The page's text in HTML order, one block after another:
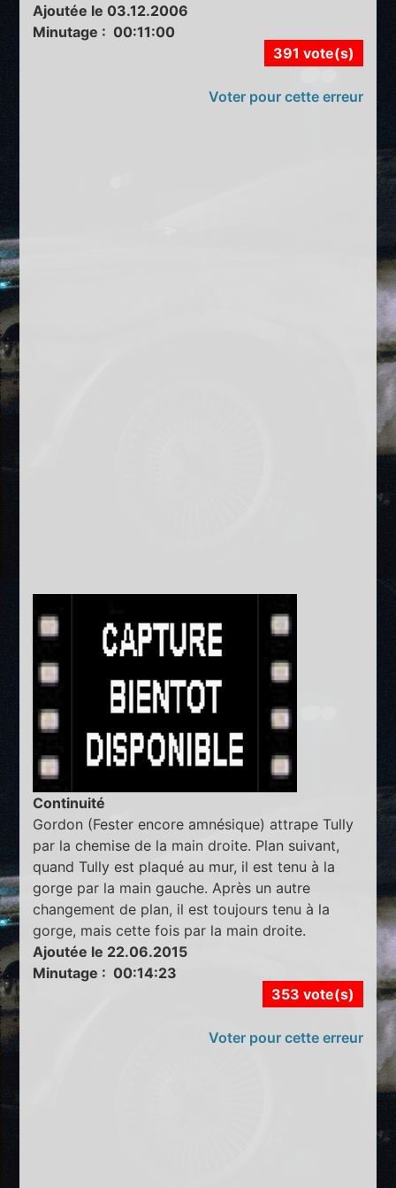
Ajoutée le 03.12.2006
Minutage : 00:11:00
391 vote(s)
Voter pour cette erreur
Continuité
Gordon (Fester encore amnésique) attrape Tully
par la chemise de la main droite. Plan suivant,
quand Tully est plaqué au mur, il est tenu à la
gorge par la main gauche. Après un autre
changement de plan, il est toujours tenu à la
gorge, mais cette fois par la main droite.
Ajoutée le 22.06.2015
Minutage : 00:14:23
353 vote(s)
Voter pour cette erreur